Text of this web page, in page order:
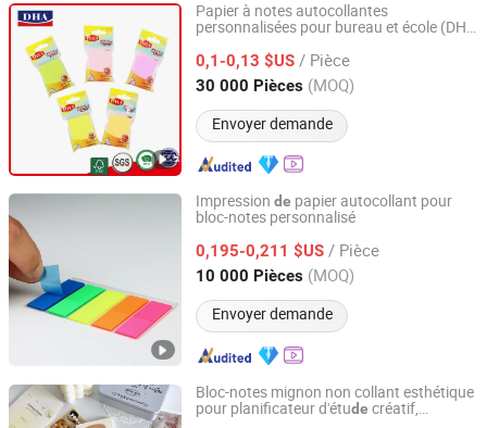
Papier à notes autocollantes
personnalisées pour bureau et école (DH-
0,1-0,13 $US / Pièce
30 000 Pièces (MOQ)
Envoyer demande
Jiangsu Dehuang Stationery Co., Ltd.
Jiangsu, China Depuis 2014
Impression de papier autocollant pour
bloc-notes personnalisé
0,195-0,211 $US / Pièce
10 000 Pièces (MOQ)
Envoyer demande
Jiangsu Dehuang Stationery Co., Ltd.
Jiangsu, China Depuis 2014
Bloc-notes mignon non collant esthétique
pour planificateur d'étude créatif,
Market Union Co. Ltd.